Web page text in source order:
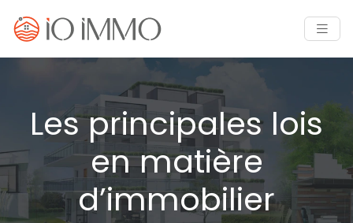
Les principales lois
en matière
d’immobilier